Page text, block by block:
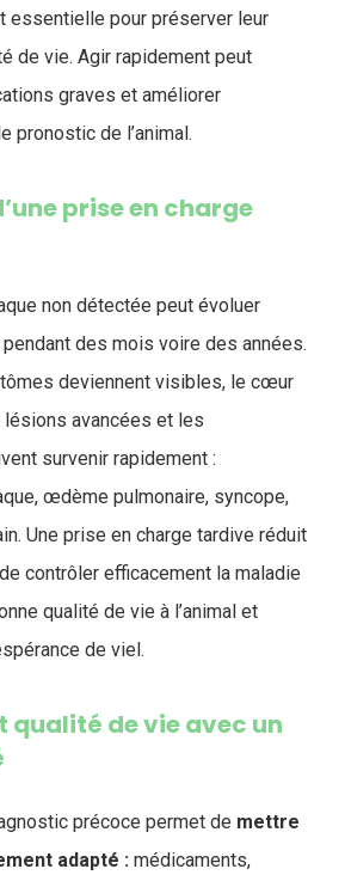
essentielle pour préserver leur
de vie. Agir rapidement peut
graves et améliorer
pronostic de l’animal.
prise en charge
non détectée peut évoluer
pendant des mois voire des années.
deviennent visibles, le cœur
avancées et les
survenir rapidement :
œdème pulmonaire, syncope,
Une prise en charge tardive réduit
contrôler efficacement la maladie
qualité de vie à l’animal et
de viel.
qualité de vie avec un
précoce permet de mettre
adapté : médicaments,